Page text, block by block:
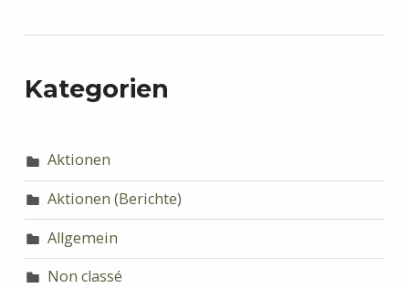
Kategorien
Aktionen
Aktionen (Berichte)
Allgemein
Non classé